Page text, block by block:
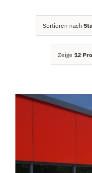
Sortieren nach
Zeige 12